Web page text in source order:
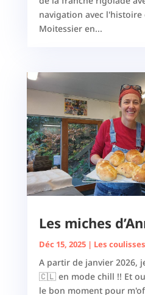
navigation avec l'histoire
Moitessier en...
Les miches
Déc 15, 2025| Les coulisses
A partir de janvier 2026,
🇨🇱 en mode chill !! Et
le bon moment pour